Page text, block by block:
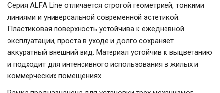
Серия ALFA Line отличается строгой геометрией, тонкими
линиями и универсальной современной эстетикой.
Пластиковая поверхность устойчива к ежедневной
эксплуатации, проста в уходе и долго сохраняет
аккуратный внешний вид. Материал устойчив к выцветанию
и подходит для интенсивного использования в жилых и
коммерческих помещениях.